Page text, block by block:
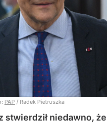
PAP / Radek Pietruszka
stwierdził niedawno,